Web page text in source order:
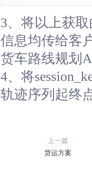
3、将以上获
信息均传给客
货车路线规划
4、将
轨迹序列起终
上一篇
货运方案